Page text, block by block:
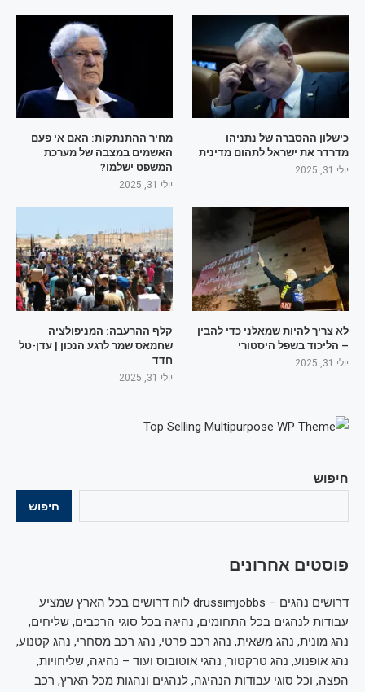
חיפוש
חיפוש
פוסטים אחרונים
דרושים נהגים – drussimjobbs לוח דרושים בכל הארץ שמציע
עבודות לנהגים בכל התחומים, נהיגה בכל סוגי הרכבים, שליחים,
נהג מונית, נהג משאית, נהג רכב פרטי, נהג רכב מסחרי, נהג קטנוע,
נהג אופנוע, נהג טרקטור, נהגי אוטובוס ועוד – נהיגה, שליחויות,
הפצה, וכל סוגי עבודות הנהיגה, לנהגים ונהגות מכל הארץ, רכב
כישלון ההסברה של נתניהו
מדרדר את ישראל לתהום מדינית
יולי 31, 2025
מחיר ההתנתקות: האם אי פעם
האשמים במצבה של מערכת
המשפט ישלמו?
יולי 31, 2025
לא צריך להיות שמאלני כדי להבין
– הליכוד בשפל היסטורי
יולי 31, 2025
קלף ההרעבה: המניפולציה
שחמאס שמר לרגע הנכון | עדן-טל
חדד
יולי 31, 2025